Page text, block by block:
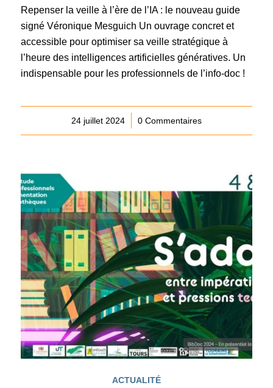
Repenser la veille à l’ère de l’IA : le nouveau guide
signé Véronique Mesguich Un ouvrage concret et
accessible pour optimiser sa veille stratégique à
l’heure des intelligences artificielles génératives. Un
indispensable pour les professionnels de l’info-doc !
24 juillet 2024
/ 0 Commentaires
ACTUALITÉ